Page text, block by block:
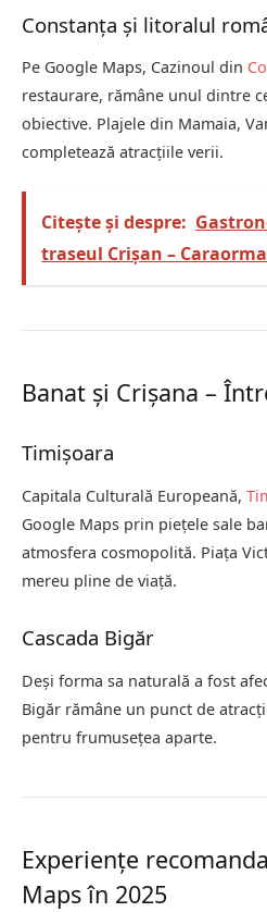
Constanța și litoralul
Pe Google Maps, Cazinoul din
restaurare, rămâne unul dintre
obiective. Plajele din Mamaia,
completează atracțiile verii.
Citește și despre:
traseul Crișan –
Banat și Crișana –
Timișoara
Capitala Culturală Europeană,
Google Maps prin piețele sale
atmosfera cosmopolită. Piața
mereu pline de viață.
Cascada Bigăr
Deși forma sa naturală a fost
Bigăr rămâne un punct de
pentru frumusețea aparte.
Experiențe
Maps în 2025